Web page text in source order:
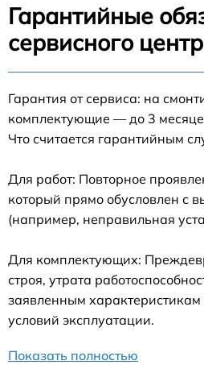
Гарантийные
сервисного
Гарантия от сервиса: на
комплектующие — до 3
Что считается гарантийным
Для работ: Повторное
который прямо обусловлен с
(например, неправильная
Для комплектующих:
строя, утрата
заявленным
условий эксплуатации.
Показать полностью